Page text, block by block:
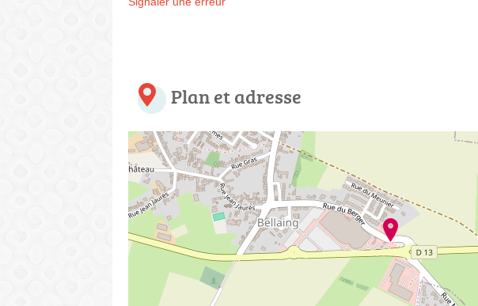
Plan et adresse